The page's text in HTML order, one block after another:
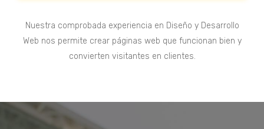
Nuestra comprobada experiencia en Diseño y Desarrollo
Web nos permite crear páginas web que funcionan bien y
convierten visitantes en clientes.